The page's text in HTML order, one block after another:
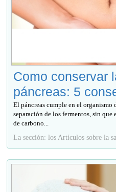
Como conservar
páncreas: 5
El páncreas cumple en el organismo
separación de los fermentos, sin
de carbono...
La sección: los Artículos sobre la